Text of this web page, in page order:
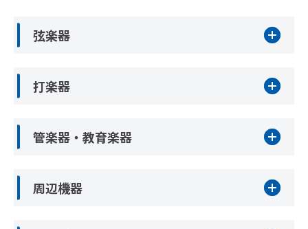
弦楽器
打楽器
管楽器・教育楽器
周辺機器